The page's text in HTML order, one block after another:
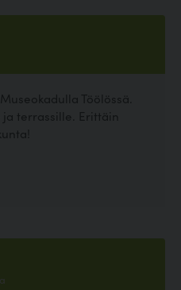
Töölössä.
terrassille. Erittäin